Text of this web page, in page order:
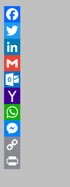
Facebook
Twitter
LinkedIn
Gmail
Outlook.com
Yahoo
Mail
WhatsApp
Messenger
Copy